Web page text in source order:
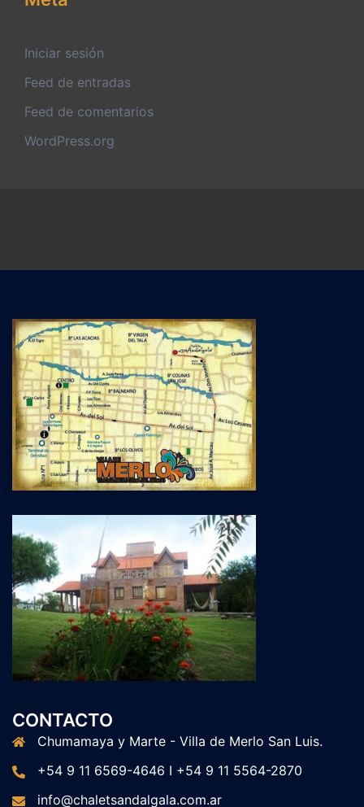
Iniciar sesión
Feed de entradas
Feed de comentarios
WordPress.org
CONTACTO
Chumamaya y Marte - Villa de Merlo San Luis.
+54 9 11 6569-4646 I +54 9 11 5564-2870
info@chaletsandalgala.com.ar